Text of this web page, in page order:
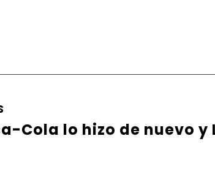
Cola lo hizo de nuevo y